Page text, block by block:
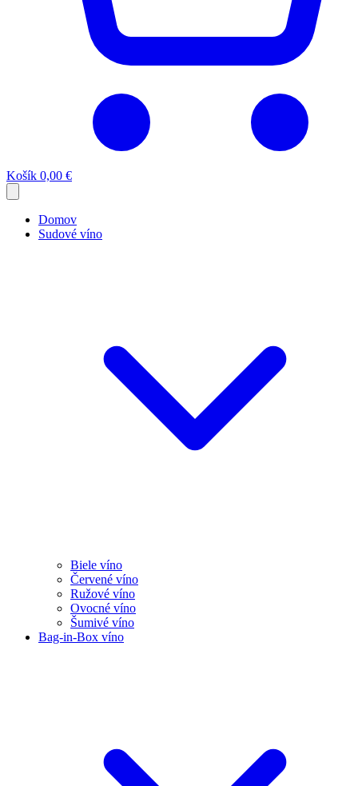
Košík 0,00 €
Domov
Sudové víno
Biele víno
Červené víno
Ružové víno
Ovocné víno
Šumivé víno
Bag-in-Box víno